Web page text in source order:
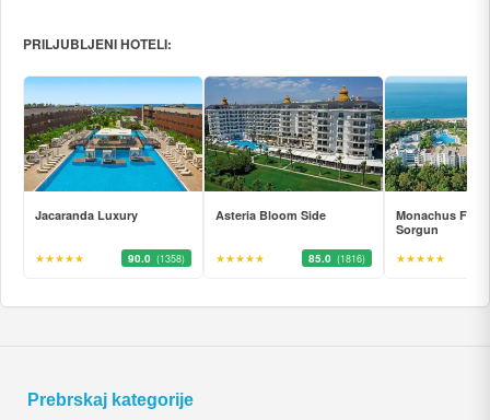
PRILJUBLJENI HOTELI:
Jacaranda Luxury
★★★★★ 90.0 (1358)
Asteria Bloom Side
★★★★★ 85.0 (1816)
Monachus
Sorgun
★★★★★
Prebrskaj kategorije